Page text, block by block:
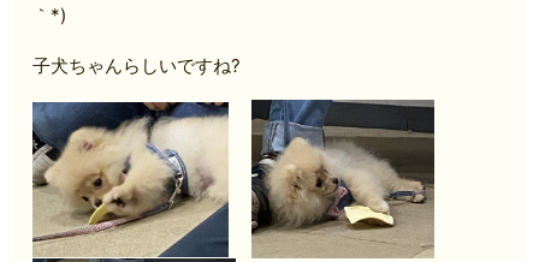
｀*)
子犬ちゃんらしいですね?